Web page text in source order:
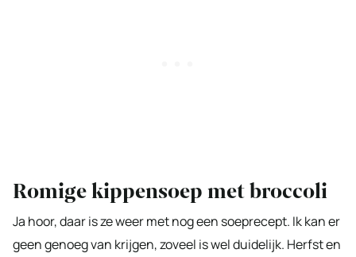
Romige kippensoep met broccoli
Ja hoor, daar is ze weer met nog een soeprecept. Ik kan er
geen genoeg van krijgen, zoveel is wel duidelijk. Herfst en